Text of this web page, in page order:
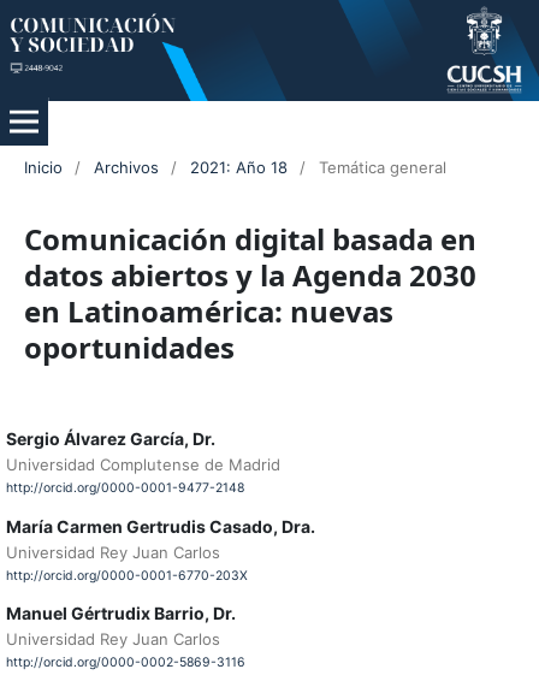
Inicio / Archivos / 2021: Año 18 / Temática general
Comunicación digital basada en
datos abiertos y la Agenda 2030
en Latinoamérica: nuevas
oportunidades
Sergio Álvarez García, Dr.
Universidad Complutense de Madrid
http://orcid.org/0000-0001-9477-2148
María Carmen Gertrudis Casado, Dra.
Universidad Rey Juan Carlos
http://orcid.org/0000-0001-6770-203X
Manuel Gértrudix Barrio, Dr.
Universidad Rey Juan Carlos
http://orcid.org/0000-0002-5869-3116